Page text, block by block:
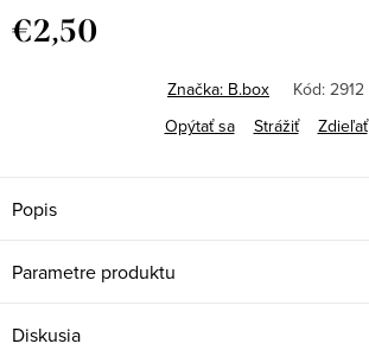
€2,50
Značka: B.box Kód: 2912
Opýtať sa
Strážiť Zdieľať
Popis
Parametre produktu
Diskusia